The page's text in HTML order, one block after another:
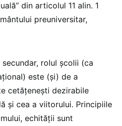
din articolul 11 alin. 1
preuniversitar,
rolul școlii (ca
este (și) de a
cetățenești dezirabile
și cea a viitorului. Principiile
echității sunt